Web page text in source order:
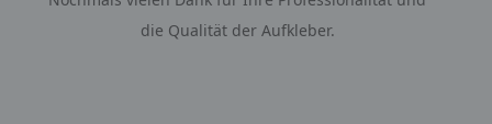
die Qualität der Aufkleber.